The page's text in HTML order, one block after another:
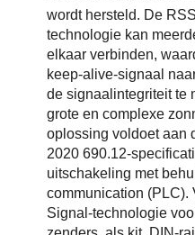
wordt hersteld. De
technologie kan
elkaar verbinden,
keep-alive-signaal
de signaalintegriteit te
grote en complexe
oplossing voldoet aan
2020 690.12-
uitschakeling met
communication (PLC).
Signal-technologie